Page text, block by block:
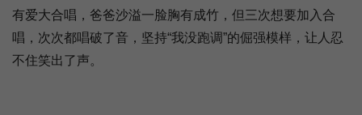
有爱大合唱，爸爸沙溢一脸胸有成竹，但三次想要加入合
唱，次次都唱破了音，坚持“我没跑调”的倔强模样，让人忍
不住笑出了声。